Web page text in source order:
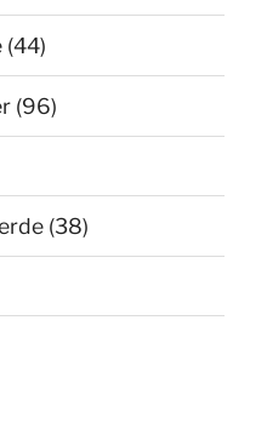
(44)
(96)
(38)